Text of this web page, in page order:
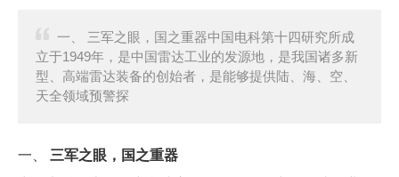
一、 三军之眼，国之重器中国电科第十四研究所成
立于1949年，是中国雷达工业的发源地，是我国诸多新
型、高端雷达装备的创始者，是能够提供陆、海、空、
天全领域预警探
一、 三军之眼，国之重器